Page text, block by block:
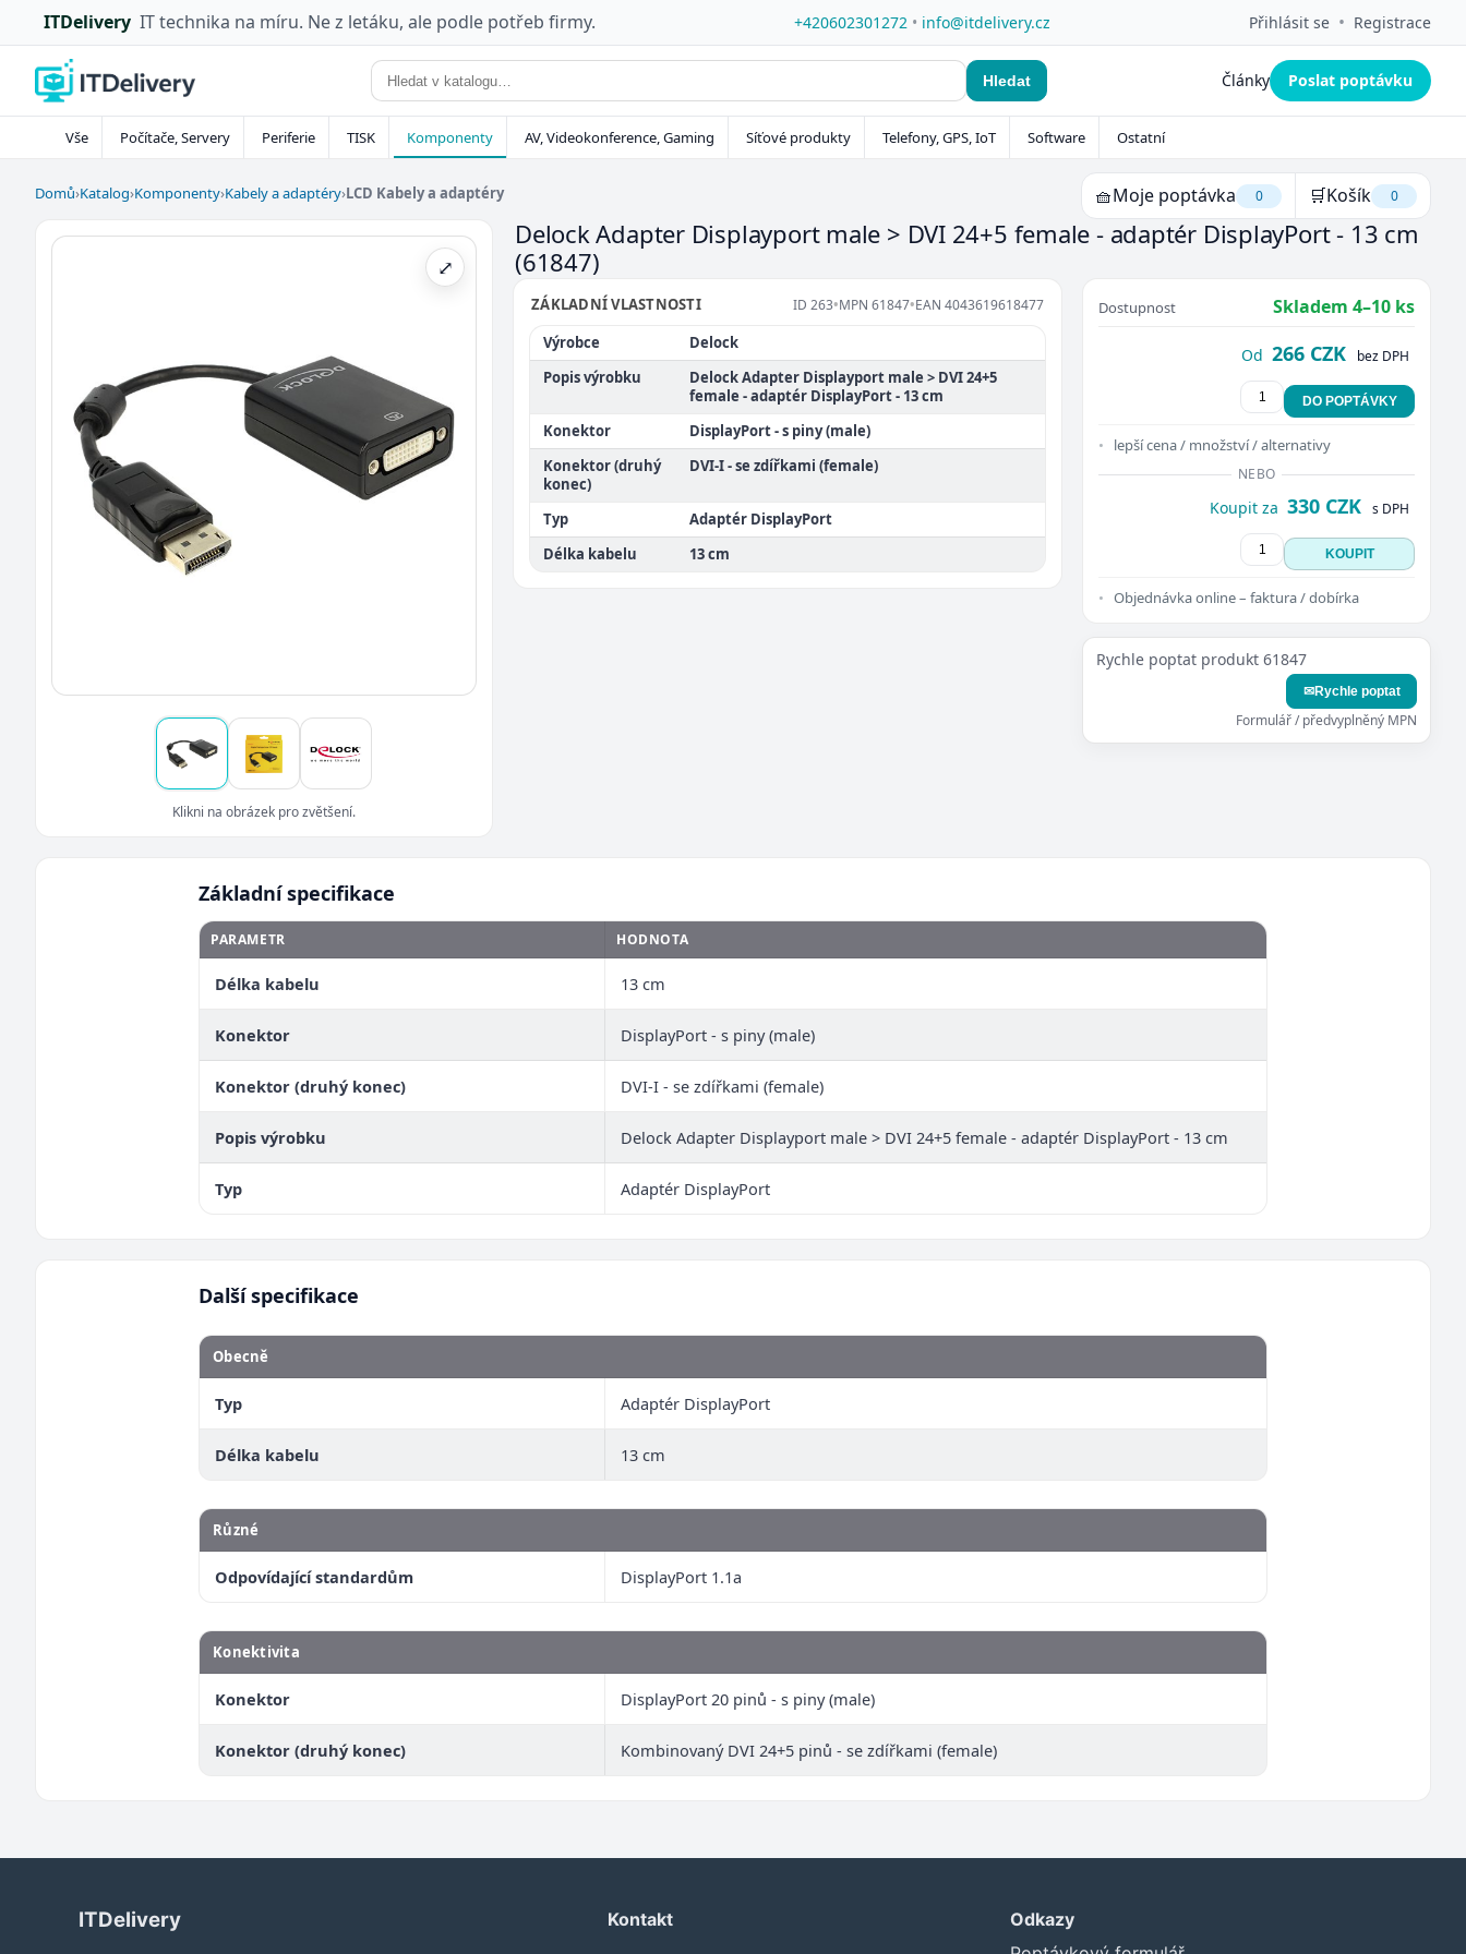
ITDelivery IT technika na míru. Ne z letáku, ale podle potřeb firmy. +420602301272 • info@itdelivery.cz Přihlásit se • Registrace
Hledat Články Poslat poptávku
Vše Počítače, Servery Periferie TISK Komponenty AV, Videokonference, Gaming Síťové produkty Telefony, GPS, IoT Software Ostatní
Domů›Katalog›Komponenty›Kabely a adaptéry›LCD Kabely a adaptéry 🧺Moje poptávka 0 🛒Košík 0
⤢
Klikni na obrázek pro zvětšení.
Delock Adapter Displayport male > DVI 24+5 female - adaptér DisplayPort - 13 cm
(61847)
ZÁKLADNÍ VLASTNOSTI ID 263•MPN 61847•EAN 4043619618477
Výrobce
Delock
Popis výrobku
Delock Adapter Displayport male > DVI 24+5
female - adaptér DisplayPort - 13 cm
Konektor
DisplayPort - s piny (male)
Konektor (druhý
konec)
DVI-I - se zdířkami (female)
Typ
Adaptér DisplayPort
Délka kabelu
13 cm
Dostupnost Skladem 4–10 ks
Od 266 CZK bez DPH
DO POPTÁVKY
lepší cena / množství / alternativy
NEBO
Koupit za 330 CZK s DPH
KOUPIT
Objednávka online – faktura / dobírka
Rychle poptat produkt 61847
✉Rychle poptat
Formulář / předvyplněný MPN
Základní specifikace
PARAMETR HODNOTA
Délka kabelu 13 cm
Konektor DisplayPort - s piny (male)
Konektor (druhý konec) DVI-I - se zdířkami (female)
Popis výrobku Delock Adapter Displayport male > DVI 24+5 female - adaptér DisplayPort - 13 cm
Typ Adaptér DisplayPort
Další specifikace
Obecně
Typ Adaptér DisplayPort
Délka kabelu 13 cm
Různé
Odpovídající standardům DisplayPort 1.1a
Konektivita
Konektor DisplayPort 20 pinů - s piny (male)
Konektor (druhý konec) Kombinovaný DVI 24+5 pinů - se zdířkami (female)
ITDelivery
Kontakt
Odkazy